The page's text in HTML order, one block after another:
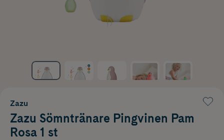
Zazu
Zazu Sömntränare Pingvinen Pam
Rosa 1 st